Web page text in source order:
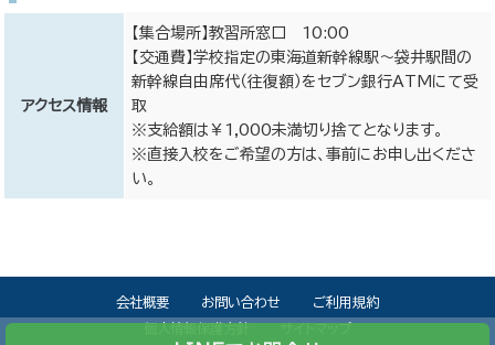
アクセス情報
【集合場所】教習所窓口 10:00
【交通費】学校指定の東海道新幹線駅～袋井駅間の
新幹線自由席代（往復額）をセブン銀行ATMにて受
取
※支給額は￥1,000未満切り捨てとなります。
※直接入校をご希望の方は、事前にお申し出くださ
い。
会社概要 お問い合わせ
ご利用規約